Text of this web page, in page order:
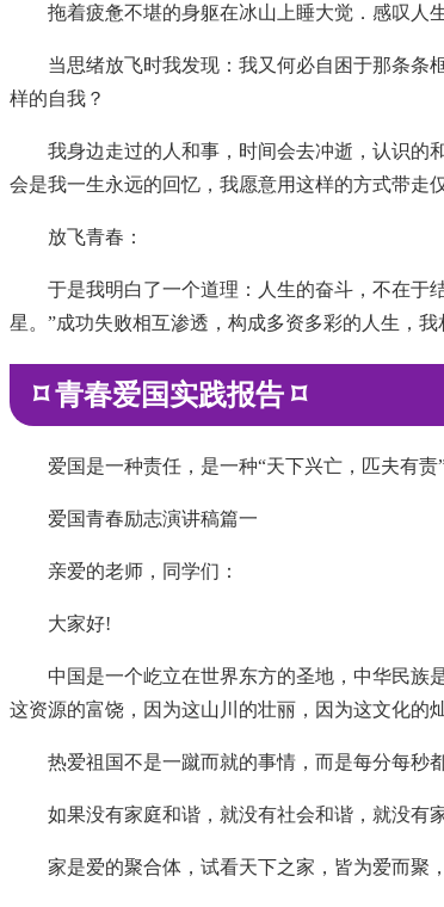
拖着疲惫不堪的身躯在冰山上睡大觉．感叹人
当思绪放飞时我发现：我又何必自困于那条条
样的自我？
我身边走过的人和事，时间会去冲逝，认识
会是我一生永远的回忆，我愿意用这样的方式带走
放飞青春：
于是我明白了一个道理：人生的奋斗，不在于
星。”成功失败相互渗透，构成多资多彩的人生，我
⌑ 青春爱国实践报告 ⌑
爱国是一种责任，是一种“天下兴亡，匹夫有
爱国青春励志演讲稿篇一
亲爱的老师，同学们：
大家好!
中国是一个屹立在世界东方的圣地，中华民族
这资源的富饶，因为这山川的壮丽，因为这文化的
热爱祖国不是一蹴而就的事情，而是每分每秒
如果没有家庭和谐，就没有社会和谐，就没有
家是爱的聚合体，试看天下之家，皆为爱而聚